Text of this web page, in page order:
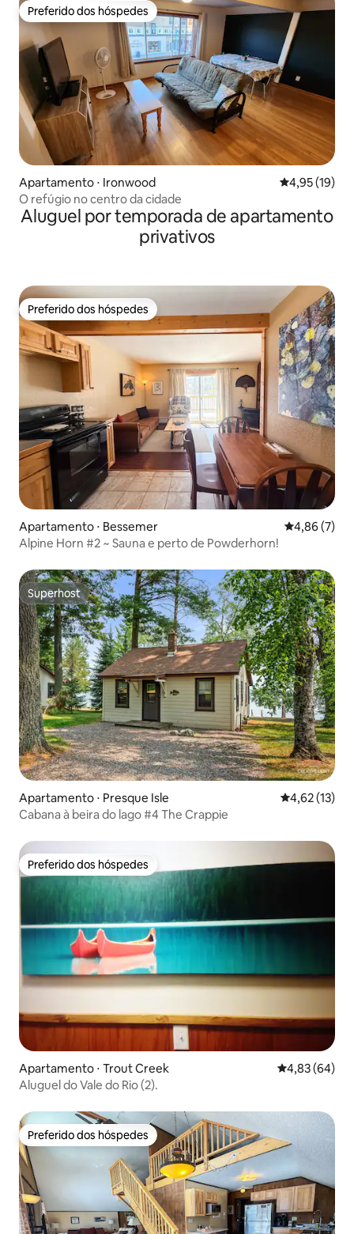
Preferido dos hóspedes
Preferido dos hóspedes
Apartamento ⋅ Ironwood 4,95 de uma
4,95 (19)
O refúgio no centro da cidade
Aluguel por temporada de apartamento
privativos
Preferido dos hóspedes
Preferido dos hóspedes
Apartamento ⋅ Bessemer 4,86 de uma
4,86 (7)
Alpine Horn #2 ~ Sauna e perto de Powderhorn!
Superhost
Superhost
Apartamento ⋅ Presque Isle 4,62 de uma
4,62 (13)
Cabana à beira do lago #4 The Crappie
Preferido dos hóspedes
Preferido dos hóspedes
Apartamento ⋅ Trout Creek 4,83 de uma
4,83 (64)
Aluguel do Vale do Rio (2).
Preferido dos hóspedes
Preferido dos hóspedes